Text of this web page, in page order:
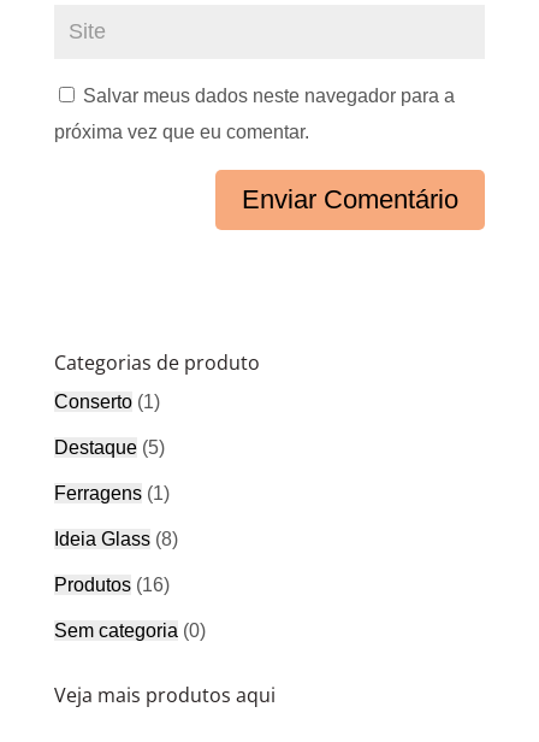
Salvar meus dados neste navegador para a
próxima vez que eu comentar.
Categorias de produto
Conserto (1)
Destaque (5)
Ferragens (1)
Ideia Glass (8)
Produtos (16)
Sem categoria (0)
Veja mais produtos aqui